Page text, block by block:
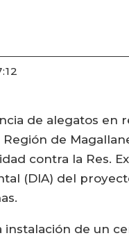
de alegatos en
de
contra la Res.
(DIA) del
de un